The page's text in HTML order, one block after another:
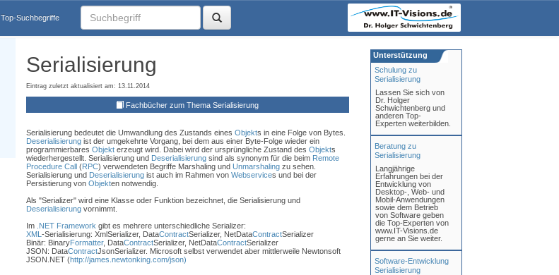
Top-Suchbegriffe
Serialisierung
Eintrag zuletzt aktualisiert am: 13.11.2014
Fachbücher zum Thema Serialisierung
Serialisierung bedeutet die Umwandlung des Zustands eines Objekts in eine Folge von Bytes.
Deserialisierungist der umgekehrte Vorgang, bei dem aus einer Byte-Folge wieder ein
programmierbares Objekterzeugt wird. Dabei wird der ursprüngliche Zustand des Objekts
wiederhergestellt. Serialisierung und Deserialisierungsind als synonym für die beim Remote
Procedure Call(RPC) verwendeten Begriffe Marshaling und Unmarshalingzu sehen.
Serialisierung und Deserialisierungist auch im Rahmen von Webservices und bei der
Persistierung von Objekten notwendig.
Als "Serializer" wird eine Klasse oder Funktion bezeichnet, die Serialisierung und
Deserialisierungvornimmt.
Im .NET Framework gibt es mehrere unterschiedliche Serializer:
XML -Serialisierung: XmlSerializer, DataContractSerializer, NetDataContractSerializer
Binär: BinaryFormatter, DataContractSerializer, NetDataContractSerializer
JSON: DataContractJsonSerializer. Microsoft selbst verwendet aber mittlerweile Newtonsoft
JSON.NET (http://james.newtonking.com/json)
Schulung zu
Serialisierung
Lassen Sie sich von
Dr. Holger
Schwichtenberg und
anderen Top-
Experten weiterbilden.
Beratung zu
Serialisierung
Langjährige
Erfahrungen bei der
Entwicklung von
Desktop-, Web- und
Mobil-Anwendungen
sowie dem Betrieb
von Software geben
die Top-Experten von
www.IT-Visions.de
gerne an Sie weiter.
Software-Entwicklung
Serialisierung
Unterstützung